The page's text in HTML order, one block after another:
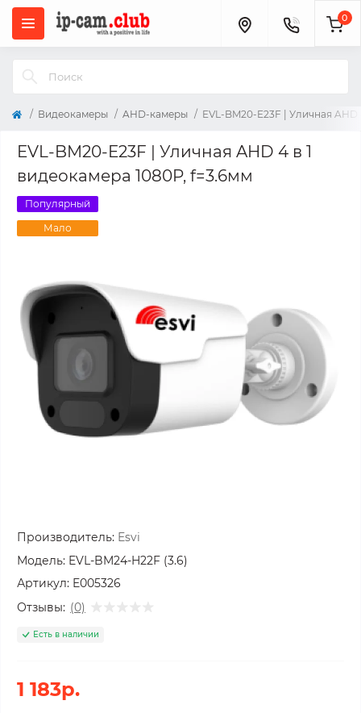
0
Видеокамеры AHD-камеры EVL-BM20-E23F | Уличная
EVL-BM20-E23F | Уличная AHD 4 в 1
видеокамера 1080P, f=3.6мм
Популярный
Мало
Производитель: Esvi
Модель: EVL-BM24-H22F (3.6)
Артикул: E005326
Отзывы: (0)
Есть в наличии
1 183р.